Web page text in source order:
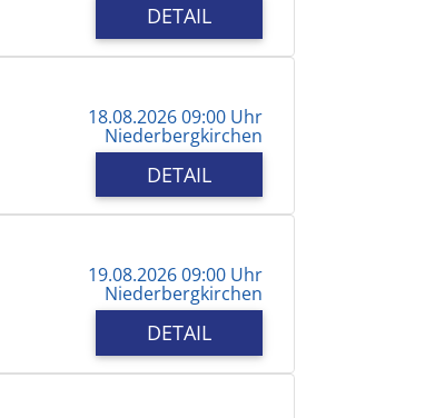
DETAIL
18.08.2026 09:00 Uhr
Niederbergkirchen
DETAIL
19.08.2026 09:00 Uhr
Niederbergkirchen
DETAIL